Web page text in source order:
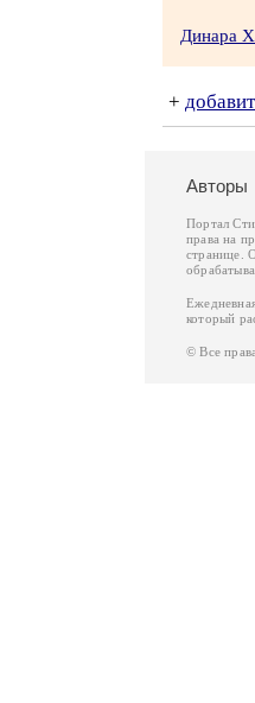
Динара
+
Авторы
Портал
права на
странице.
который
© Все